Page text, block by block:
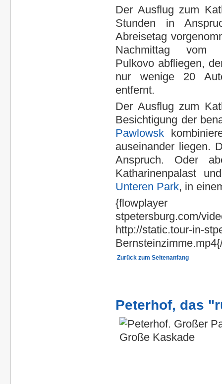
Der Ausflug zum
Stunden in
Abreisetag
Nachmittag vom
Pulkovo abfliegen,
nur wenige 20
entfernt.
Der Ausflug zum
Besichtigung der
Pawlowsk
auseinander liegen.
Anspruch. Oder
Katharinenpalast
Unteren Park, in
stpetersburg.com/
http://static.tour-in-
Zurück zum Seitenanfang
Peterhof, das